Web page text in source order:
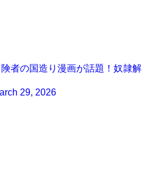
険者の国造り漫画が話題！奴隷解
29, 2026